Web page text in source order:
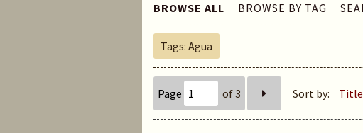
BROWSE ALL BROWSE BY TAG
Tags: Agua
Page of 3 Sort by: Title